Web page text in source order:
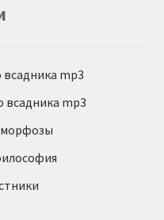
mp3
всадника mp3